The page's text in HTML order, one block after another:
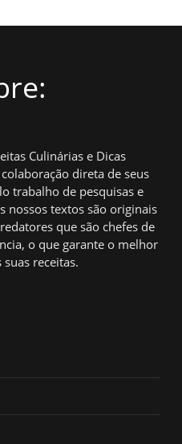
Culinárias e Dicas
direta de seus
trabalho de pesquisas e
nossos textos são originais
que são chefes de
o que garante o melhor
receitas.